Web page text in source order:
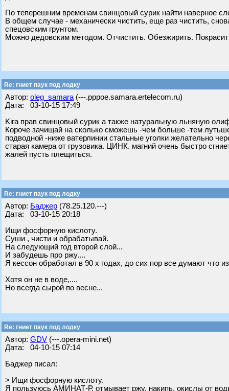
По теперешним временам свинцовый сурик найти наверное
В общем случае - механически чистить, еще раз чистить,
спецовским грунтом.
Можно дедовским методом. Отчистить. Обезжирить.
Re: гниет паук под лодку
Автор: oleg_samara (---.pppoe.samara.ertelecom.ru)
Дата: 03-10-15 17:49
Kira прав свинцовый сурик а также натуральную льняную
Короче зачищай на сколько сможешь -чем больше -тем
подводной -ниже ватерлинии стальные уголки желательно
старая камера от грузовика. ЦИНК. магний очень быстро
жалей пусть плещиться.
Re: гниет паук под лодку
Автор: Баджер (78.25.120.---)
Дата: 03-10-15 20:18
Ищи фосфорную кислоту.
Суши , чисти и обрабатывай.
На следующий год второй слой...
И забудешь про ржу....
Я кессон обработал в 90 х годах, до сих пор все думают что
Хотя он не в воде,....
Но всегда сырой по весне...
Re: гниет паук под лодку
Автор: GDV (---.opera-mini.net)
Дата: 04-10-15 07:14
Баджер писал:
> Ищи фосфорную кислоту.
Я пользуюсь АМИНАТ-Р, отмывает ржу, накипь, окислы от